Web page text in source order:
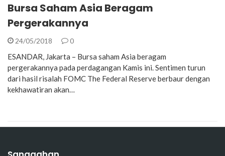
Bursa Saham Asia Beragam
Pergerakannya
24/05/2018 0
ESANDAR, Jakarta – Bursa saham Asia beragam
pergerakannya pada perdagangan Kamis ini. Sentimen turun
dari hasil risalah FOMC The Federal Reserve berbaur dengan
kekhawatiran akan…